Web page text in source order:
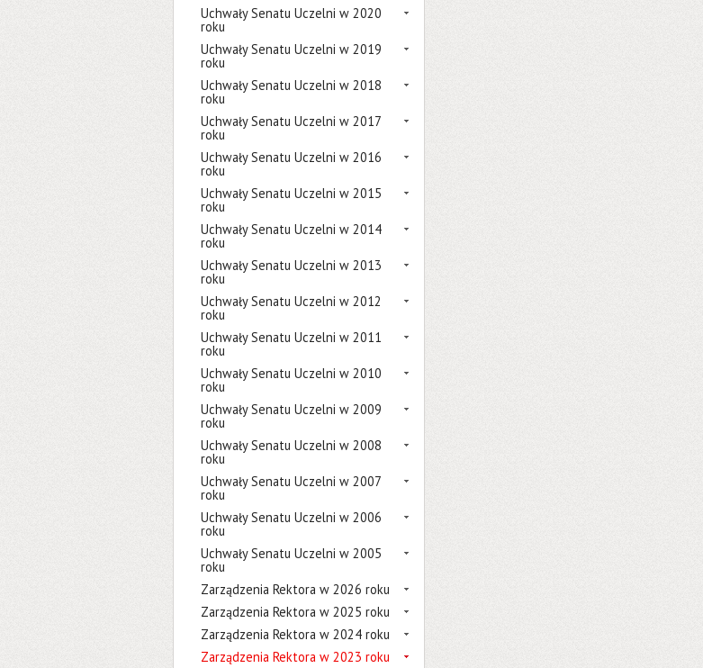
Uchwały Senatu Uczelni w 2020
roku
Uchwały Senatu Uczelni w 2019
roku
Uchwały Senatu Uczelni w 2018
roku
Uchwały Senatu Uczelni w 2017
roku
Uchwały Senatu Uczelni w 2016
roku
Uchwały Senatu Uczelni w 2015
roku
Uchwały Senatu Uczelni w 2014
roku
Uchwały Senatu Uczelni w 2013
roku
Uchwały Senatu Uczelni w 2012
roku
Uchwały Senatu Uczelni w 2011
roku
Uchwały Senatu Uczelni w 2010
roku
Uchwały Senatu Uczelni w 2009
roku
Uchwały Senatu Uczelni w 2008
roku
Uchwały Senatu Uczelni w 2007
roku
Uchwały Senatu Uczelni w 2006
roku
Uchwały Senatu Uczelni w 2005
roku
Zarządzenia Rektora w 2026 roku
Zarządzenia Rektora w 2025 roku
Zarządzenia Rektora w 2024 roku
Zarządzenia Rektora w 2023 roku